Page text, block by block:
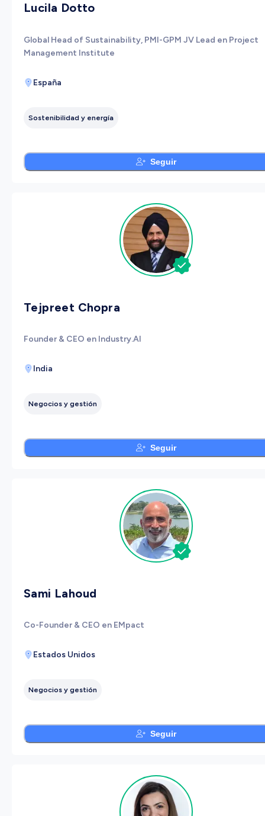
Lucila Dotto
Global Head of Sustainability, PMI-GPM JV Lead en Project
Management Institute
España
Sostenibilidad y energía
Seguir
Tejpreet Chopra
Founder & CEO en Industry.AI
India
Negocios y gestión
Seguir
Sami Lahoud
Co-Founder & CEO en EMpact
Estados Unidos
Negocios y gestión
Seguir